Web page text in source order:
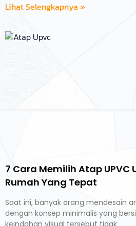
Lihat Selengkapnya »
7 Cara Memilih Atap UPVC
Rumah Yang Tepat
Saat ini, banyak orang mendesain
dengan konsep minimalis yang